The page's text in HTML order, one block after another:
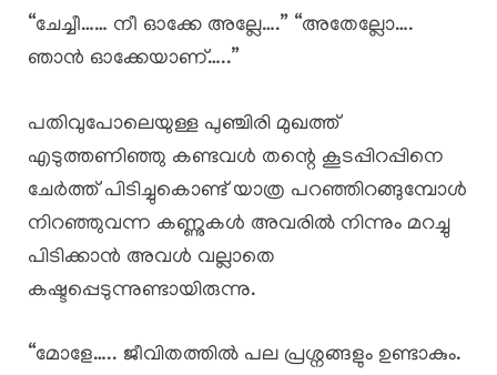
“ചേച്ചീ…… നീ ഓക്കേ അല്ലേ….” “അതേല്ലോ….
ഞാൻ ഓക്കേയാണ്…..”
പതിവുപോലെയുള്ള പുഞ്ചിരി മുഖത്ത്
എടുത്തണിഞ്ഞു കണ്ടവൾ തന്റെ കൂടപ്പിറപ്പിനെ
ചേർത്ത് പിടിച്ചുകൊണ്ട് യാത്ര പറഞ്ഞിറങ്ങുമ്പോൾ
നിറഞ്ഞുവന്ന കണ്ണുകൾ അവരിൽ നിന്നും മറച്ചു
പിടിക്കാൻ അവൾ വല്ലാതെ
കഷ്ടപ്പെടുന്നുണ്ടായിരുന്നു.
“മോളേ….. ജീവിതത്തിൽ പല പ്രശ്നങ്ങളും ഉണ്ടാകും.